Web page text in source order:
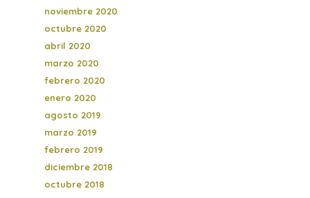
noviembre 2020
octubre 2020
abril 2020
marzo 2020
febrero 2020
enero 2020
agosto 2019
marzo 2019
febrero 2019
diciembre 2018
octubre 2018